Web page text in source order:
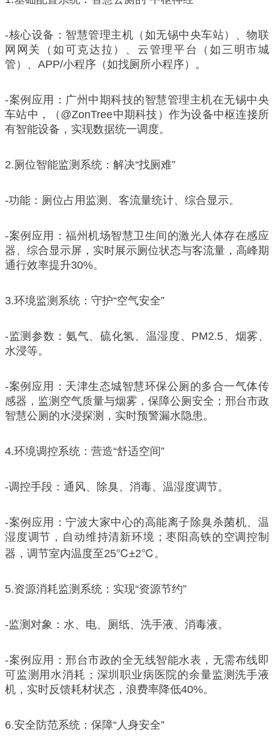
-核心设备：智慧管理主机（如无锡中央车站）、物联
网网关（如可克达拉）、云管理平台（如三明市城
管）、APP/小程序（如找厕所小程序）。
-案例应用：广州中期科技的智慧管理主机在无锡中央
车站中，（@ZonTree中期科技）作为设备中枢连接所
有智能设备，实现数据统一调度。
2.厕位智能监测系统：解决“找厕难”
-功能：厕位占用监测、客流量统计、综合显示。
-案例应用：福州机场智慧卫生间的激光人体存在感应
器、综合显示屏，实时展示厕位状态与客流量，高峰期
通行效率提升30%。
3.环境监测系统：守护“空气安全”
-监测参数：氨气、硫化氢、温湿度、PM2.5、烟雾、
水浸等。
-案例应用：天津生态城智慧环保公厕的多合一气体传
感器，监测空气质量与烟雾，保障公厕安全；邢台市政
智慧公厕的水浸探测，实时预警漏水隐患。
4.环境调控系统：营造“舒适空间”
-调控手段：通风、除臭、消毒、温湿度调节。
-案例应用：宁波大家中心的高能离子除臭杀菌机、温
湿度调节，自动维持清新环境；枣阳高铁的空调控制
器，调节室内温度至25℃±2℃。
5.资源消耗监测系统：实现“资源节约”
-监测对象：水、电、厕纸、洗手液、消毒液。
-案例应用：邢台市政的全无线智能水表，无需布线即
可监测用水消耗；深圳职业病医院的余量监测洗手液
机，实时反馈耗材状态，浪费率降低40%。
6.安全防范系统：保障“人身安全”